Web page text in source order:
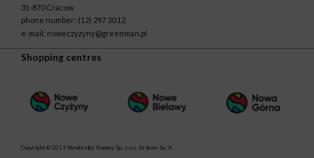
31-870 Cracow
phone number: (12) 297 30 12
e-mail: noweczyzyny@greenman.pl
Shopping centres
Copyright © 2019 Newbridge Romsey Sp. z o.o. Kraków Sp. K.